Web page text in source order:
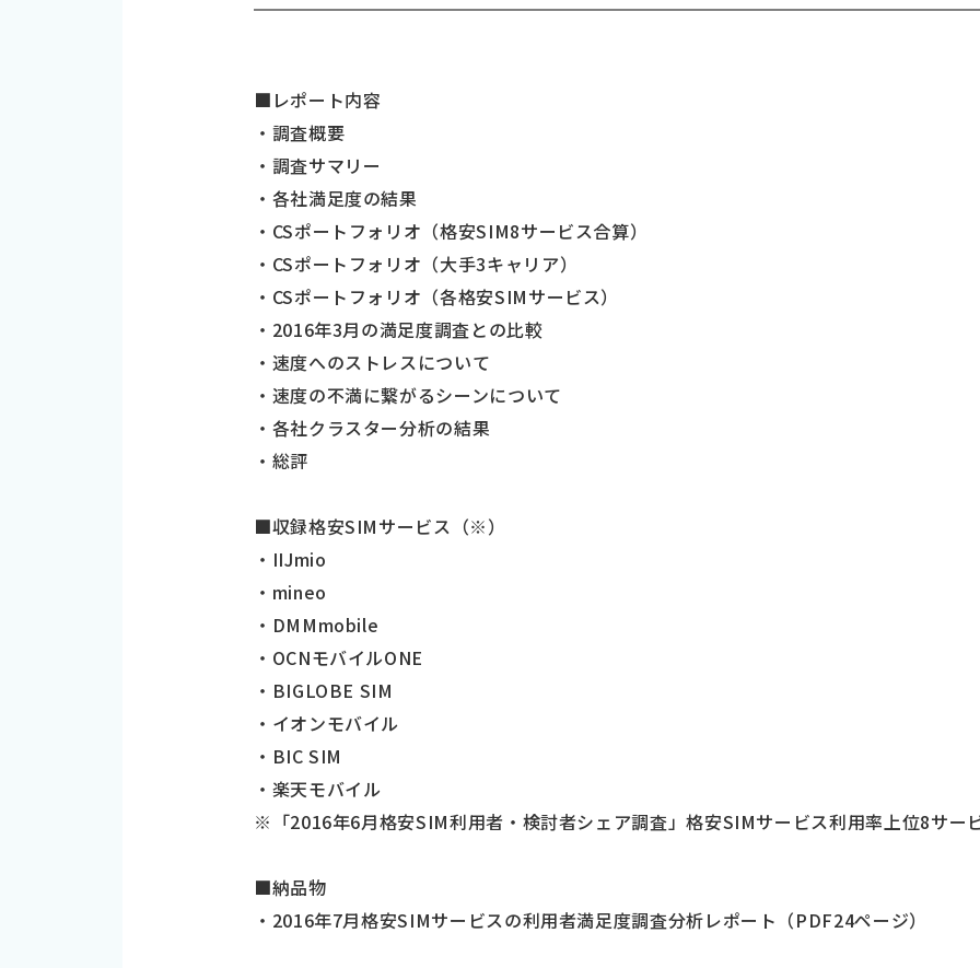
■レポート内容
・調査概要
・調査サマリー
・各社満足度の結果
・CSポートフォリオ（格安SIM8サービス合算）
・CSポートフォリオ（大手3キャリア）
・CSポートフォリオ（各格安SIMサービス）
・2016年3月の満足度調査との比較
・速度へのストレスについて
・速度の不満に繋がるシーンについて
・各社クラスター分析の結果
・総評
■収録格安SIMサービス（※）
・IIJmio
・mineo
・DMMmobile
・OCNモバイルONE
・BIGLOBE SIM
・イオンモバイル
・BIC SIM
・楽天モバイル
※「2016年6月格安SIM利用者・検討者シェア調査」格安SIMサービス利用率上位8サー
■納品物
・2016年7月格安SIMサービスの利用者満足度調査分析レポート（PDF24ページ）